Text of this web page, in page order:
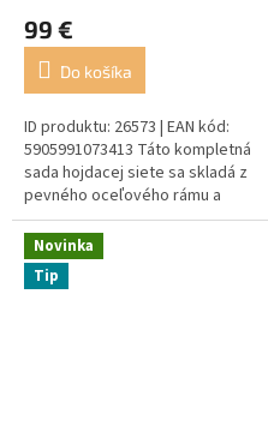
99 €
Do košíka
ID produktu: 26573 | EAN kód:
5905991073413 Táto kompletná
sada hojdacej siete sa skladá z
pevného oceľového rámu a
veľkej, pohodlnej zeleno-
modrej hojdacej siete. Je to...
Novinka
Tip